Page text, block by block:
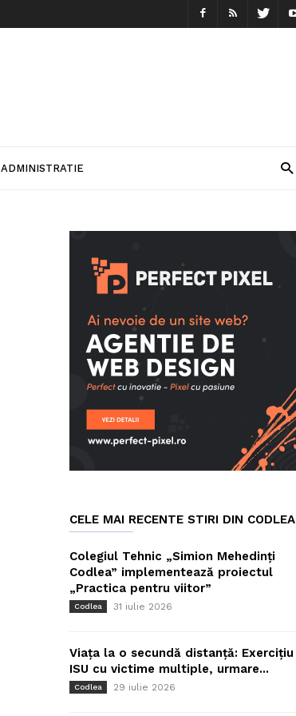
ADMINISTRATIE
CELE MAI RECENTE STIRI DIN CODLEA
Colegiul Tehnic „Simion Mehedinți
Codlea” implementează proiectul
„Practica pentru viitor”
Codlea 31 iulie 2026
Viața la o secundă distanță: Exercițiu
ISU cu victime multiple, urmare...
Codlea 29 iulie 2026